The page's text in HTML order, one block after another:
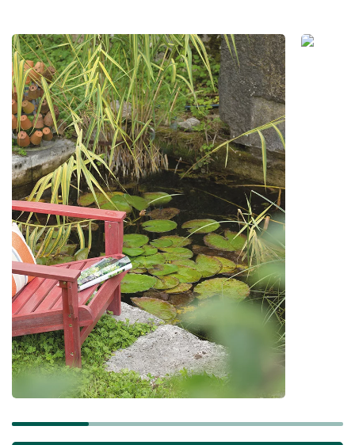
Maintenir l'équilibre biologique du bassin